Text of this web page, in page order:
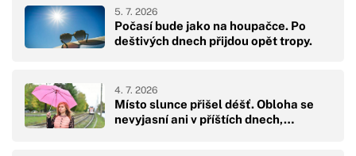
Počasí bude jako na houpačce. Po
deštivých dnech přijdou opět tropy.
5. 7. 2026
Místo slunce přišel déšť. Obloha se
nevyjasní ani v příštích dnech,…
4. 7. 2026